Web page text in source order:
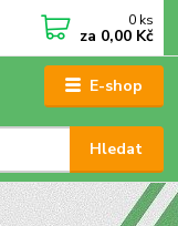
E-shop
Hledat
0 ks
za 0,00 Kč